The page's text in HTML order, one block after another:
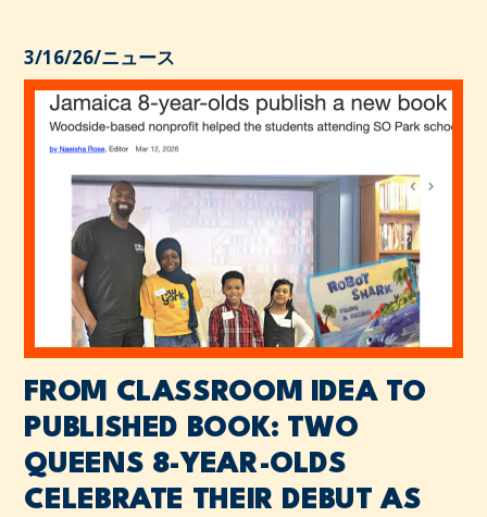
3/16/26/ニュース
FROM CLASSROOM IDEA TO
PUBLISHED BOOK: TWO
QUEENS 8-YEAR-OLDS
CELEBRATE THEIR DEBUT AS